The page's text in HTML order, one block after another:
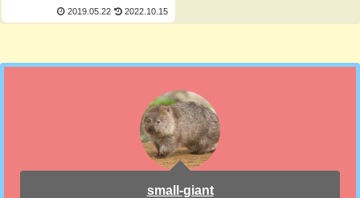
2019.05.22 2022.10.15
small-giant